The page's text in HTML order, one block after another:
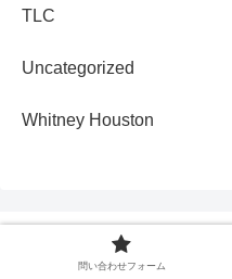
TLC
Uncategorized
Whitney Houston
好きな洋楽
問い合わせフォーム